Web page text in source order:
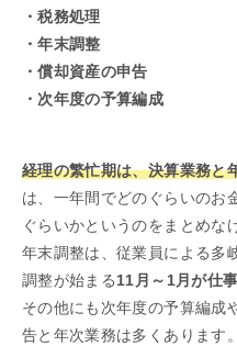
・税務処理
・年末調整
・償却資産の申告
・次年度の予算編成
経理の繁忙期は、決算業務と
は、一年間でどのぐらいのお
ぐらいかというのをまとめな
年末調整は、従業員による多
調整が始まる11月～1月が仕
その他にも次年度の予算編成
告と年次業務は多くあります。